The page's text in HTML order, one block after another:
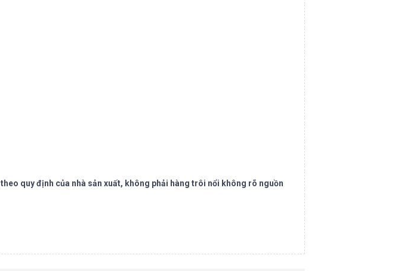
quy định của nhà sản xuất, không phải hàng trôi nổi không rõ nguồn